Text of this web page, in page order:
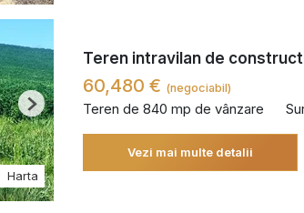
Harta
Next
Teren intravilan de
60,480 € (negociabil)
Teren de 840 mp de vânzare
Vezi mai multe detalii